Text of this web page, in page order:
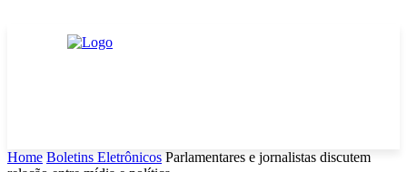
Home Boletins Eletrônicos Parlamentares e jornalistas discutem